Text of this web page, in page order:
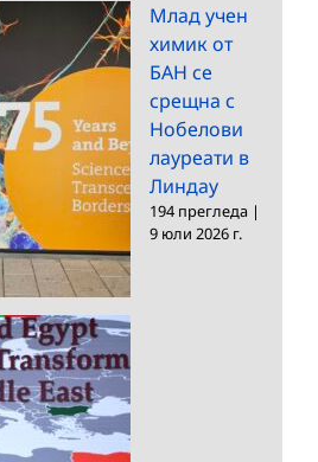
Млад учен
химик от
БАН се
срещна с
Нобелови
лауреати в
Линдау
194 прегледа |
9 юли 2026 г.